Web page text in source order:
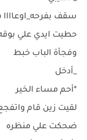
سقف
حطيت ايدي علي
وفجأة الباب خبط
_أدخل
*أحم مساء الخير
لقيت زين قام
ضحكت علي منظره